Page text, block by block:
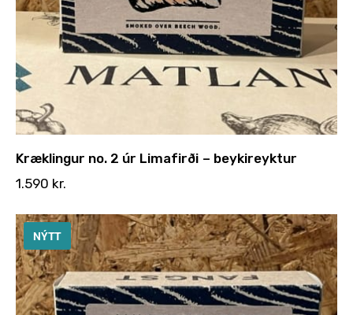
Kræklingur no. 2 úr Limafirði – beykireyktur
1.590 kr.
NÝTT